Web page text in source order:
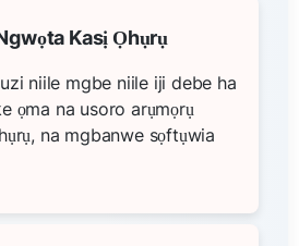
Kasị Ọhụrụ
niile mgbe niile iji debe ha
ọma na usoro arụmọrụ
na mgbanwe sọftụwia